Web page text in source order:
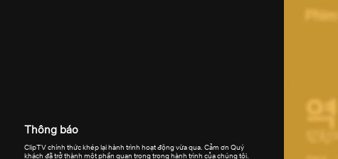
Thông báo
ClipTV chính thức khép lại hành trình hoạt động vừa qua. Cảm ơn Quý
khách đã trở thành một phần quan trọng trong hành trình của chúng tôi.